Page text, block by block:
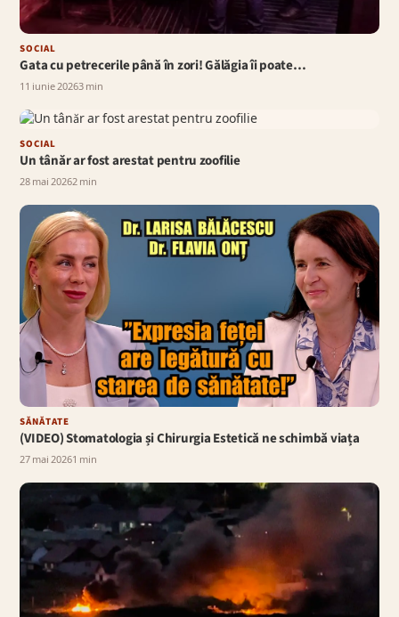
SOCIAL
Gata cu petrecerile până în zori! Gălăgia îi poate…
11 iunie 20263 min
SOCIAL
Un tânăr ar fost arestat pentru zoofilie
28 mai 20262 min
SĂNĂTATE
(VIDEO) Stomatologia și Chirurgia Estetică ne schimbă viața
27 mai 20261 min